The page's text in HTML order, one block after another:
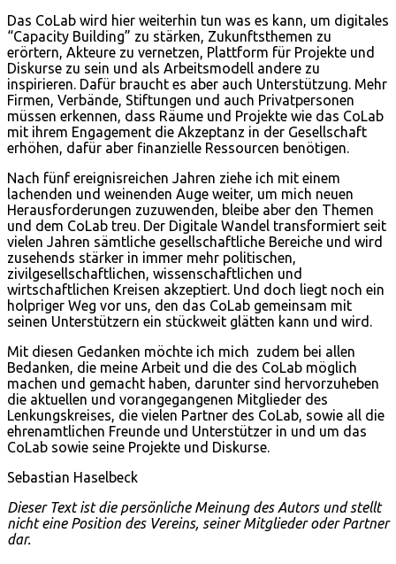
Das CoLab wird hier weiterhin tun was es kann, um digitales
“Capacity Building” zu stärken, Zukunftsthemen zu
erörtern, Akteure zu vernetzen, Plattform für Projekte und
Diskurse zu sein und als Arbeitsmodell andere zu
inspirieren. Dafür braucht es aber auch Unterstützung. Mehr
Firmen, Verbände, Stiftungen und auch Privatpersonen
müssen erkennen, dass Räume und Projekte wie das CoLab
mit ihrem Engagement die Akzeptanz in der Gesellschaft
erhöhen, dafür aber finanzielle Ressourcen benötigen.
Nach fünf ereignisreichen Jahren ziehe ich mit einem
lachenden und weinenden Auge weiter, um mich neuen
Herausforderungen zuzuwenden, bleibe aber den Themen
und dem CoLab treu. Der Digitale Wandel transformiert seit
vielen Jahren sämtliche gesellschaftliche Bereiche und wird
zusehends stärker in immer mehr politischen,
zivilgesellschaftlichen, wissenschaftlichen und
wirtschaftlichen Kreisen akzeptiert. Und doch liegt noch ein
holpriger Weg vor uns, den das CoLab gemeinsam mit
seinen Unterstützern ein stückweit glätten kann und wird.
Mit diesen Gedanken möchte ich mich zudem bei allen
Bedanken, die meine Arbeit und die des CoLab möglich
machen und gemacht haben, darunter sind hervorzuheben
die aktuellen und vorangegangenen Mitglieder des
Lenkungskreises, die vielen Partner des CoLab, sowie all die
ehrenamtlichen Freunde und Unterstützer in und um das
CoLab sowie seine Projekte und Diskurse.
Sebastian Haselbeck
Dieser Text ist die persönliche Meinung des Autors und stellt
nicht eine Position des Vereins, seiner Mitglieder oder Partner
dar.